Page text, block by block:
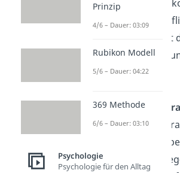
immer an einem
aus deinem
Auch hier solltest
achten, sachlich
bleiben.
Schwächen &
Geh auch auf
ein, die dir im
begegnen. Wo
Prinzip
4/6 – Dauer: 03:09
Rubikon Modell
5/6 – Dauer: 04:22
369 Methode
6/6 – Dauer: 03:10
Psychologie
Psychologie für den Alltag